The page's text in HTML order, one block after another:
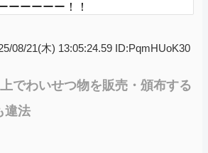
ーーーーー！！
08/21(木) 13:05:24.59 ID:PqmHUoK30
でわいせつ物を販売・頒布する
違法